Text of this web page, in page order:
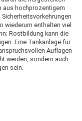
aus hochprozentigem
wiederum enthalten viel
Rostbildung kann die
Eine Tankanlage für
Auflagen
werden, sondern auch
sein.